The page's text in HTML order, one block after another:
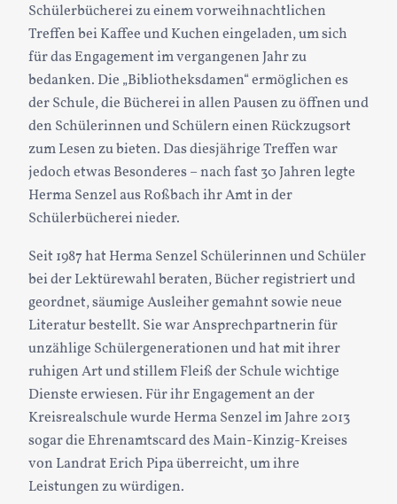
Schülerbücherei zu einem vorweihnachtlichen
Treffen bei Kaffee und Kuchen eingeladen, um sich
für das Engagement im vergangenen Jahr zu
bedanken. Die „Bibliotheksdamen“ ermöglichen es
der Schule, die Bücherei in allen Pausen zu öffnen und
den Schülerinnen und Schülern einen Rückzugsort
zum Lesen zu bieten. Das diesjährige Treffen war
jedoch etwas Besonderes – nach fast 30 Jahren legte
Herma Senzel aus Roßbach ihr Amt in der
Schülerbücherei nieder.
Seit 1987 hat Herma Senzel Schülerinnen und Schüler
bei der Lektürewahl beraten, Bücher registriert und
geordnet, säumige Ausleiher gemahnt sowie neue
Literatur bestellt. Sie war Ansprechpartnerin für
unzählige Schülergenerationen und hat mit ihrer
ruhigen Art und stillem Fleiß der Schule wichtige
Dienste erwiesen. Für ihr Engagement an der
Kreisrealschule wurde Herma Senzel im Jahre 2013
sogar die Ehrenamtscard des Main-Kinzig-Kreises
von Landrat Erich Pipa überreicht, um ihre
Leistungen zu würdigen.